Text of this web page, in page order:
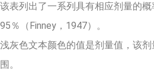
该表列出了一系列具有相应剂量的
95％（Finney，1947）。
浅灰色文本颜色的值是剂量值，该
围。